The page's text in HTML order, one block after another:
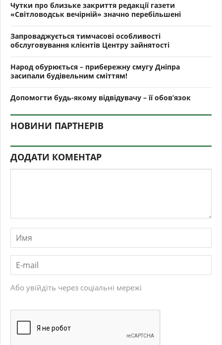
Чутки про близьке закриття редакції газети
«Світловодськ вечірній» значно перебільшені
Запроваджується тимчасові особливості
обслуговування клієнтів Центру зайнятості
Народ обурюється – прибережну смугу Дніпра
засипали будівельним сміттям!
Допомогти будь-якому відвідувачу – її обов’язок
НОВИНИ ПАРТНЕРІВ
ДОДАТИ КОМЕНТАР
Або увійдіть через соціальні мережі